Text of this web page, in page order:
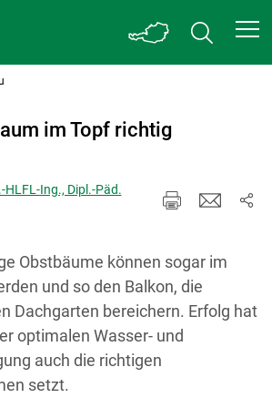
im Topf richtig
HLFL-Ing., Dipl.-Päd.
Obstbäume können sogar im
und so den Balkon, die
Dachgarten bereichern. Erfolg hat
optimalen Wasser- und
auch die richtigen
setzt.